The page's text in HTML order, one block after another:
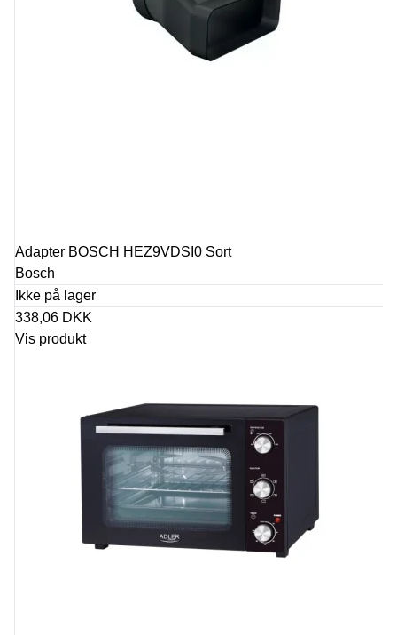
Adapter BOSCH HEZ9VDSI0 Sort
Bosch
Ikke på lager
338,06 DKK
Vis produkt